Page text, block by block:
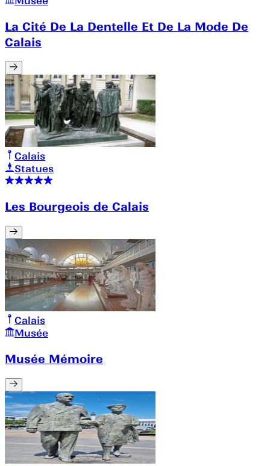
La Cité De La Dentelle Et De La Mode De
Calais
Calais
Statues
Les Bourgeois de Calais
Calais
Musée
Musée Mémoire